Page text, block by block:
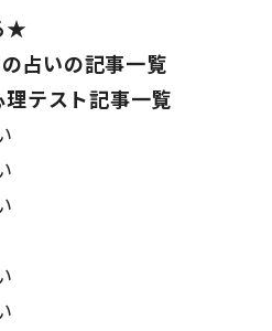
★
占いの記事一覧
テスト記事一覧